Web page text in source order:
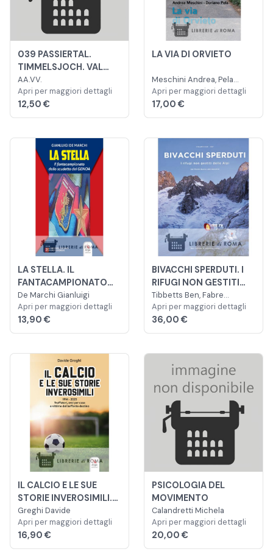
039 PASSIERTAL.
TIMMELSJOCH. VAL
PASSIRIA. PASSO DEL
ROMBO. CARTA
TOPOGRAFICA IN
SCALA 1:25.000,
IMPERMEABILE,
FOTODEGRADABILE.
EDIZ. ITALIANA,
INGLESE, FRANCESE E
AA.VV.
Apri per maggiori dettagli
12,50 €
LA VIA DI ORVIETO
Meschini Andrea, Pela
Doriano
Apri per maggiori dettagli
17,00 €
LA STELLA. IL
FANTACAMPIONATO
DELLO SCUDETTO DEL
GENOA
De Marchi Gianluigi
Apri per maggiori dettagli
13,90 €
BIVACCHI SPERDUTI. I
RIFUGI NON GESTITI
DELLE ALPI
Tibbetts Ben, Fabre
Valentine
Apri per maggiori dettagli
36,00 €
IL CALCIO E LE SUE
STORIE INVEROSIMILI.
TRUFFATORI, EROI PER
CASO E VITTIME DEL
BEFFARDO DESTINO
DAL 1914 AD OGGI
Greghi Davide
Apri per maggiori dettagli
16,90 €
PSICOLOGIA DEL
MOVIMENTO
Calandretti Michela
Apri per maggiori dettagli
20,00 €